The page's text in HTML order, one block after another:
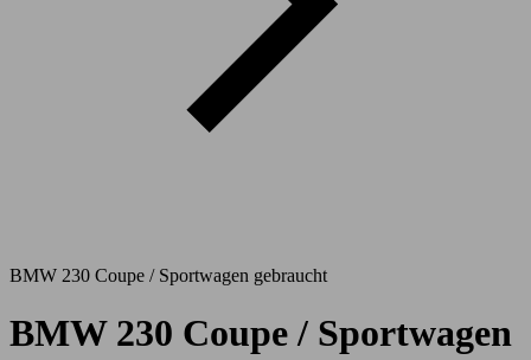
BMW 230 Coupe / Sportwagen gebraucht
BMW 230 Coupe / Sportwagen